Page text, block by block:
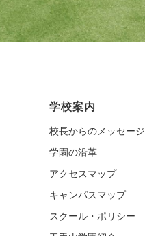
学校案内
校長からのメッセージ
学園の沿革
アクセスマップ
キャンパスマップ
スクール・ポリシー